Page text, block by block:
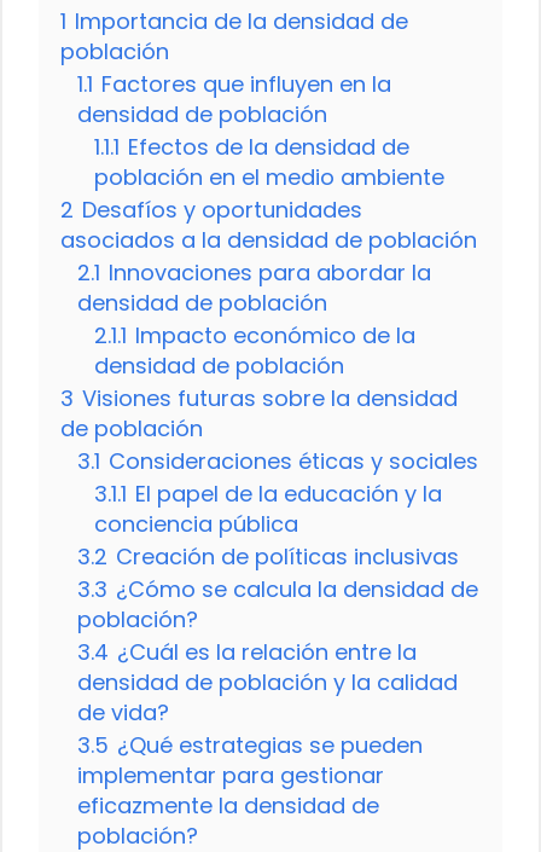
1 Importancia de la densidad de
población
1.1 Factores que influyen en la
densidad de población
1.1.1 Efectos de la densidad de
población en el medio ambiente
2 Desafíos y oportunidades
asociados a la densidad de población
2.1 Innovaciones para abordar la
densidad de población
2.1.1 Impacto económico de la
densidad de población
3 Visiones futuras sobre la densidad
de población
3.1 Consideraciones éticas y sociales
3.1.1 El papel de la educación y la
conciencia pública
3.2 Creación de políticas inclusivas
3.3 ¿Cómo se calcula la densidad de
población?
3.4 ¿Cuál es la relación entre la
densidad de población y la calidad
de vida?
3.5 ¿Qué estrategias se pueden
implementar para gestionar
eficazmente la densidad de
población?